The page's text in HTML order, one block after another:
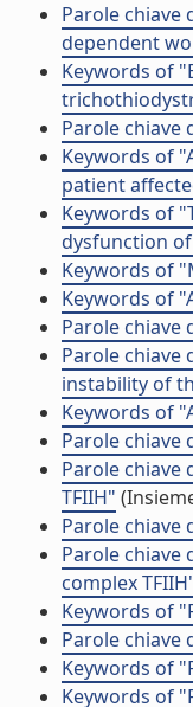
Parole chiave
dependent
Keywords of
Parole chiave
Keywords of
patient
Keywords of
dysfunction
Keywords of
Keywords of
Parole
Parole
instability of
Keywords of
Parole
Parole
TFIIH"
Parole chiave
Parole
complex
Keywords of
Parole
Keywords of
Keywords of